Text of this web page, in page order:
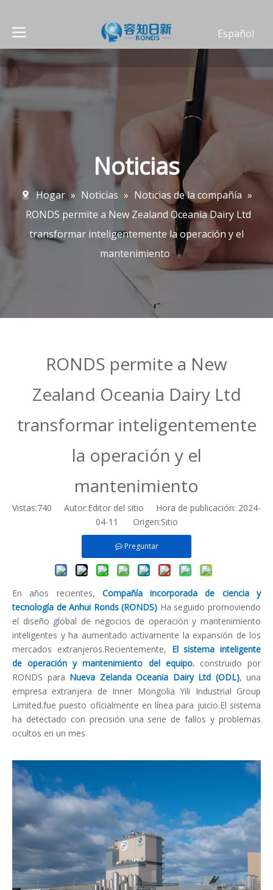
Español
العربية
Deutsch
Noticias
Hogar » Noticias » Noticias de la compañía »
RONDS permite a New Zealand Oceania Dairy Ltd
transformar inteligentemente la operación y el
mantenimiento
RONDS permite a New
Zealand Oceania Dairy Ltd
transformar inteligentemente
la operación y el
mantenimiento
Vistas:740 Autor:Editor del sitio Hora de publicación: 2024-
04-11 Origen:Sitio
Preguntar
En años recientes, Compañía incorporada de ciencia y
tecnología de Anhui Ronds (RONDS) Ha seguido promoviendo
el diseño global de negocios de operación y mantenimiento
inteligentes y ha aumentado activamente la expansión de los
mercados extranjeros.Recientemente, El sistema inteligente
de operación y mantenimiento del equipo.construido por
RONDS para Nueva Zelanda Oceania Dairy Ltd (ODL), una
empresa extranjera de Inner Mongolia Yili Industrial Group
Limited.fue puesto oficialmente en línea para juicio.El sistema
ha detectado con precisión una serie de fallos y problemas
ocultos en un mes.